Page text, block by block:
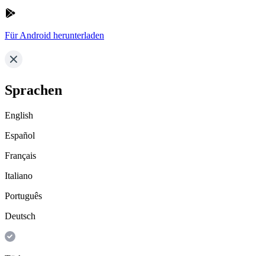
Für Android herunterladen
Sprachen
English
Español
Français
Italiano
Português
Deutsch